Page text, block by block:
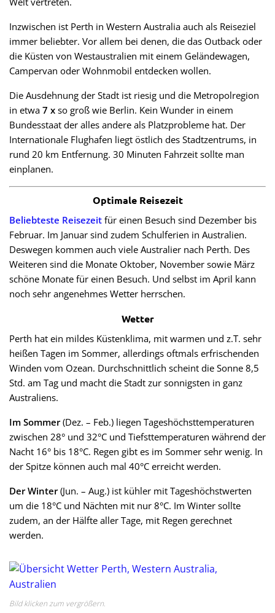
Inzwischen ist Perth in Western Australia auch als Reiseziel
immer beliebter. Vor allem bei denen, die das Outback oder
die Küsten von Westaustralien mit einem Geländewagen,
Campervan oder Wohnmobil entdecken wollen.
Die Ausdehnung der Stadt ist riesig und die Metropolregion
in etwa 7 x so groß wie Berlin. Kein Wunder in einem
Bundesstaat der alles andere als Platzprobleme hat. Der
Internationale Flughafen liegt östlich des Stadtzentrums, in
rund 20 km Entfernung. 30 Minuten Fahrzeit sollte man
einplanen.
Optimale Reisezeit
Beliebteste Reisezeit für einen Besuch sind Dezember bis
Februar. Im Januar sind zudem Schulferien in Australien.
Deswegen kommen auch viele Australier nach Perth. Des
Weiteren sind die Monate Oktober, November sowie März
schöne Monate für einen Besuch. Und selbst im April kann
noch sehr angenehmes Wetter herrschen.
Wetter
Perth hat ein mildes Küstenklima, mit warmen und z.T. sehr
heißen Tagen im Sommer, allerdings oftmals erfrischenden
Winden vom Ozean. Durchschnittlich scheint die Sonne 8,5
Std. am Tag und macht die Stadt zur sonnigsten in ganz
Australiens.
Im Sommer(Dez. – Feb.) liegen Tageshöchsttemperaturen
zwischen 28° und 32°C und Tiefsttemperaturen während der
Nacht 16° bis 18°C. Regen gibt es im Sommer sehr wenig. In
der Spitze können auch mal 40°C erreicht werden.
Der Winter(Jun. – Aug.) ist kühler mit Tageshöchstwerten
um die 18°C und Nächten mit nur 8°C. Im Winter sollte
zudem, an der Hälfte aller Tage, mit Regen gerechnet
werden.
Bild klicken zum vergrößern.